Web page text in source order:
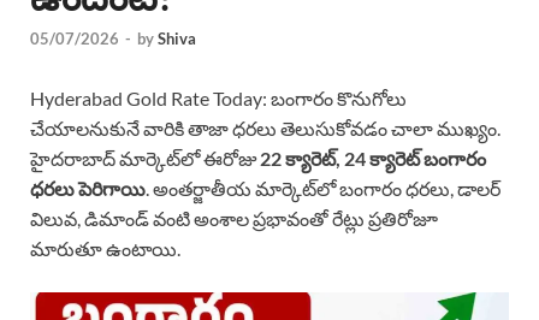
05/07/2026 - byShiva
Hyderabad Gold Rate Today: బంగారం కొనుగోలు
చేయాలనుకునే వారికి తాజా ధరలు తెలుసుకోవడం చాలా ముఖ్యం.
హైదరాబాద్ మార్కెట్‌లో ఈరోజు22 క్యారెట్, 24 క్యారెట్ బంగారం
ధరలు పెరిగాయి. అంతర్జాతీయ మార్కెట్‌లో బంగారం ధరలు, డాలర్
విలువ, డిమాండ్ వంటి అంశాల ప్రభావంతో రేట్లు ప్రతిరోజూ
మారుతూ ఉంటాయి.